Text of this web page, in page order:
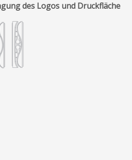
des Logos und Druckfläche